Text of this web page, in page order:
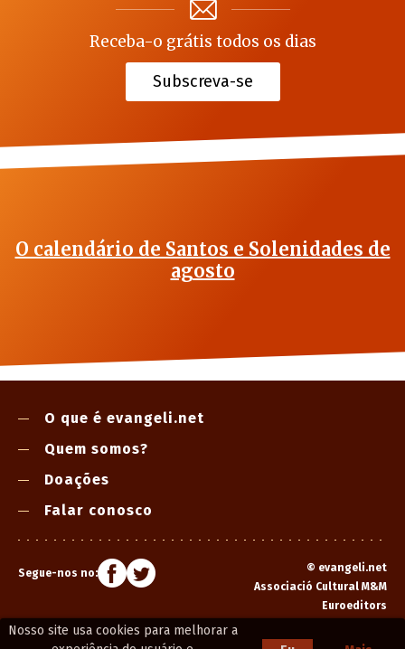
Nosso site usa cookies para melhorar a
Receba-o grátis todos os dias
Subscreva-se
O calendário de Santos e Solenidades de
agosto
O que é evangeli.net
Quem somos?
Doações
Falar conosco
Segue-nos no: © evangeli.net
Associació Cultural M&M
Euroeditors